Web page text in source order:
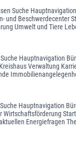
Suche
und Beschwerdecenter
Umwelt und Tiere
Hauptnavigation
Verwaltung
Hauptnavigation
Energiefragen